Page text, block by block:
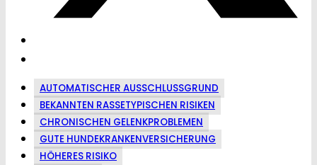
AUTOMATISCHER AUSSCHLUSSGRUND
BEKANNTEN RASSETYPISCHEN RISIKEN
CHRONISCHEN GELENKPROBLEMEN
GUTE HUNDEKRANKENVERSICHERUNG
HÖHERES RISIKO